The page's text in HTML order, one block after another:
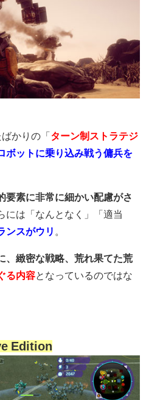
かりの「 ターン制ストラテジ
ボットに乗り込み戦う傭兵を
要素に非常に細かい配慮がさ
には「なんとなく」「適当
ンスがウリ
、緻密な戦略、荒れ果てた荒
る内容となっているのではな
Edition